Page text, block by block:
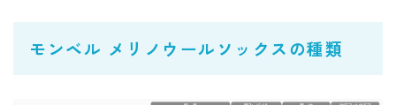
モンベル メリノウールソックスの種類